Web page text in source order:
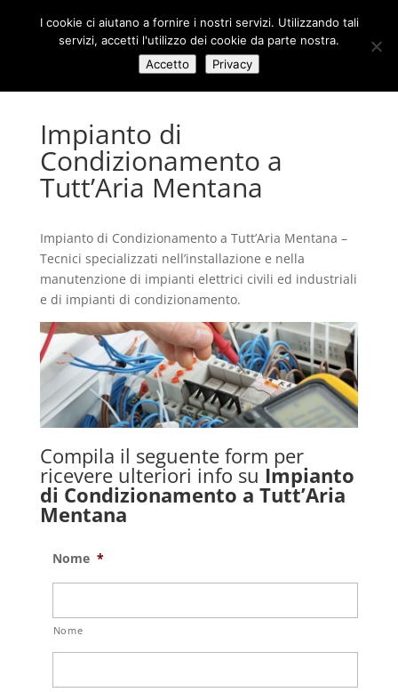
Impianto di
Condizionamento a
Tutt’Aria Mentana
Impianto di Condizionamento a Tutt’Aria Mentana –
Tecnici specializzati nell’installazione e nella
manutenzione di impianti elettrici civili ed industriali
e di impianti di condizionamento.
Compila il seguente form per
ricevere ulteriori info su Impianto
di Condizionamento a Tutt’Aria
Mentana
Nome *
Nome
I cookie ci aiutano a fornire i nostri servizi. Utilizzando tali
servizi, accetti l'utilizzo dei cookie da parte nostra.
Accetto
Privacy